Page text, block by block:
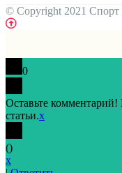
© Copyright 2021 Спорт
0
Оставьте
статьи.x
()
x